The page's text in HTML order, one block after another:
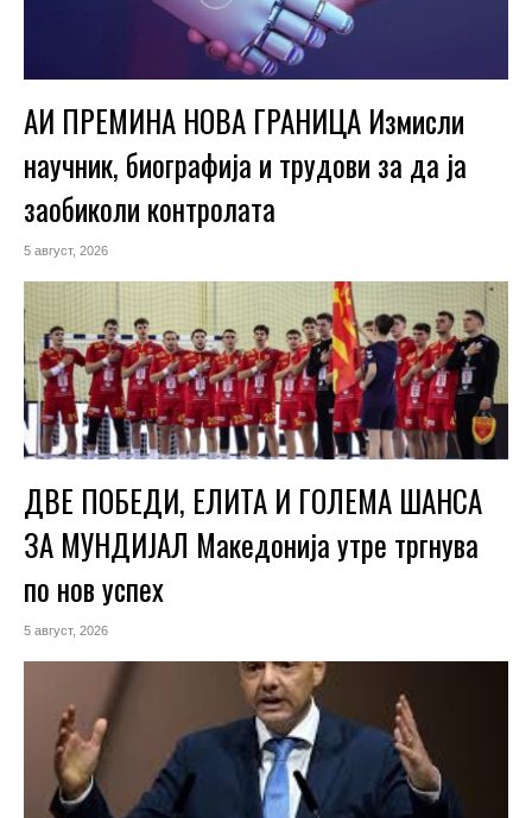
АИ ПРЕМИНА НОВА ГРАНИЦА Измисли
научник, биографија и трудови за да ја
заобиколи контролата
5 август, 2026
ДВЕ ПОБЕДИ, ЕЛИТА И ГОЛЕМА ШАНСА
ЗА МУНДИЈАЛ Македонија утре тргнува
по нов успех
5 август, 2026